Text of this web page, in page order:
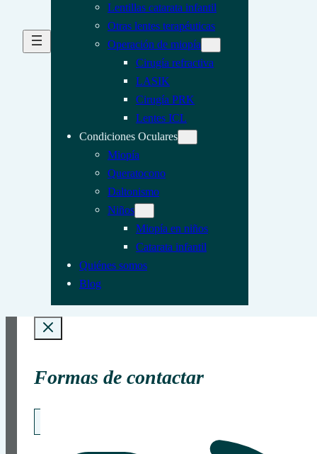
Lentillas catarata infantil
Otras lentes terapéuticas
Operación de miopía
Cirugía refractiva
LASIK
Cirugía PRK
Lentes ICL
Condiciones Oculares
Miopía
Queratocono
Daltonismo
Niños
Miopía en niños
Catarata infantil
Quiénes somos
Blog
Formas de contactar